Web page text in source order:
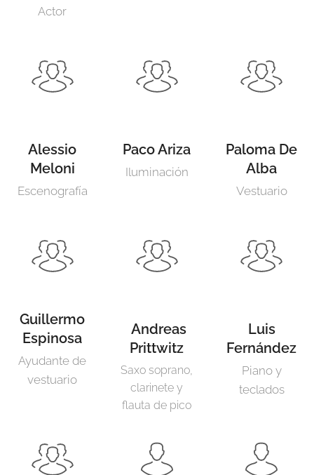
Actor
Alessio
Meloni
Escenografía
Paco Ariza
Iluminación
Paloma De
Alba
Vestuario
Guillermo
Espinosa
Ayudante de
vestuario
Andreas
Prittwitz
Saxo soprano,
clarinete y
flauta de pico
Luis
Fernández
Piano y
teclados